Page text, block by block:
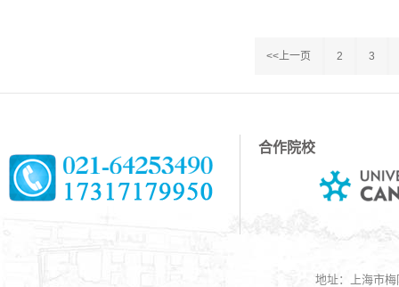
<<上一页 2 3
合作院校
地址：上海市